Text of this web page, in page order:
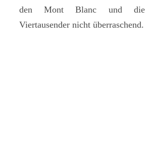
den Mont Blanc und die
Viertausender nicht überraschend.